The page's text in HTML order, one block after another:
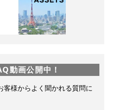
動画公開中！
客様からよく聞かれる質問に